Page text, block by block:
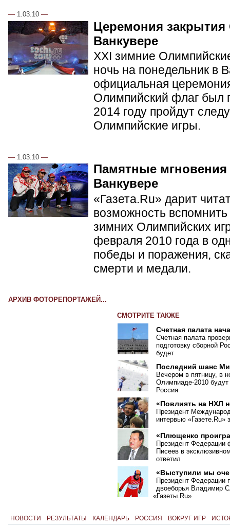
— 1.03.10 —
Церемония
Ванкувере
XXI зимние
ночь на понедельник в
официальная
Олимпийский флаг был
2014 году пройдут
Олимпийские игры.
— 1.03.10 —
Памятные
Ванкувере
«Газета.Ru» дарит
возможность
зимних Олимпийских
февраля 2010 года в
победы и поражения,
смерти и медали.
АРХИВ ФОТОРЕПОРТАЖЕЙ...
СМОТРИТЕ ТАКЖЕ
Счетная палата
Счетная палата
подготовку сборной
будет
Последний шанс
Вечером в пятницу, в
Олимпиаде-2010
Россия
«Повлиять на НХЛ
Президент
интервью «Газете.Ru»
«Плющенко
Президент Федерации
Писеев в
ответил
«Выступили мы
Президент Федерации
двоеборья Владимир
«Газеты.Ru»
НОВОСТИ РЕЗУЛЬТАТЫ КАЛЕНДАРЬ РОССИЯ ВОКРУГ ИГР